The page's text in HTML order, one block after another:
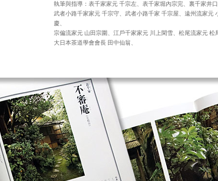
執筆與指導：表千家家元 千宗左、表千家堀內宗完、裏千家井
武者小路千家家元 千宗守、武者小路千家 千宗屋、遠州流家元
慶、
宗偏流家元 山田宗圍、江戶千家家元 川上閑雪、松尾流家元 松
大日本茶道學會會長 田中仙翁、